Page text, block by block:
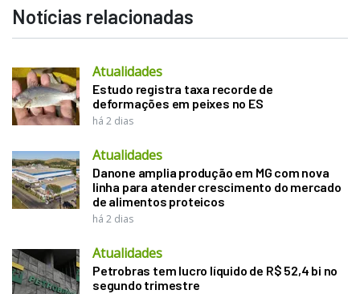
Notícias relacionadas
Atualidades
Estudo registra taxa recorde de
deformações em peixes no ES
há 2 dias
Atualidades
Danone amplia produção em MG com nova
linha para atender crescimento do mercado
de alimentos proteicos
há 2 dias
Atualidades
Petrobras tem lucro líquido de R$ 52,4 bi no
segundo trimestre